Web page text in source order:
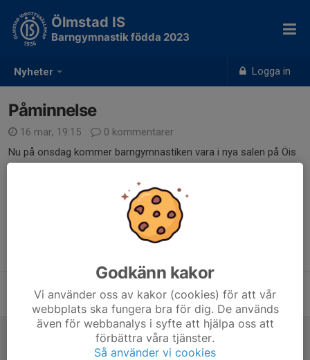
Nyheter Logga in
Ölmstad IS
Barngymnastik födda 2023
Påminnelse
16 mar, 19:15
0 kommentarer
Nu på onsdag kommer barngymnastiken vara i nya salen på Öis
14 apr, 18:57 0
Påminnelse
16 mar, 19:15 0
Godkänn kakor
Vi använder oss av kakor (cookies) för att vår
webbplats ska fungera bra för dig. De används
även för webbanalys i syfte att hjälpa oss att
förbättra våra tjänster.
Så använder vi cookies